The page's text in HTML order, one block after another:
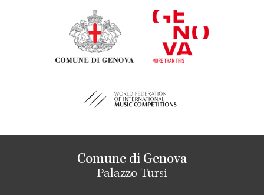
Comune di Genova
Palazzo Tursi